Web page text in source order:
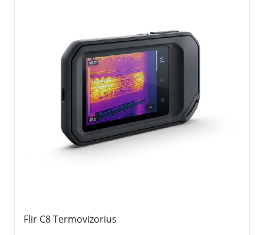
Flir C8 Termovizorius